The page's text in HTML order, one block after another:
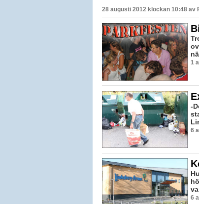
28 augusti 2012 klockan 10:48 av
1
-
6
6